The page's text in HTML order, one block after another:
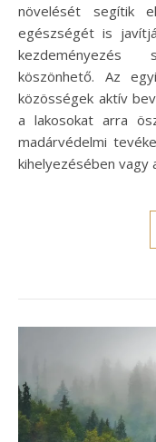
növelését segítik
egészségét is
kezdeményezés
köszönhető. Az
közösségek aktív
a lakosokat arra
madárvédelmi
kihelyezésében vagy